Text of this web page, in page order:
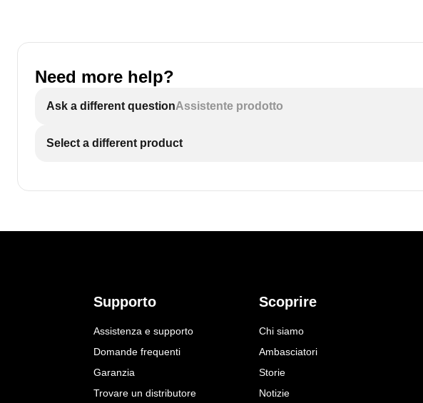
Need more help?
Ask a different questionAssistente prodotto
Select a different product
Supporto
Assistenza e supporto
Domande frequenti
Garanzia
Trovare un distributore
Scoprire
Chi siamo
Ambasciatori
Storie
Notizie